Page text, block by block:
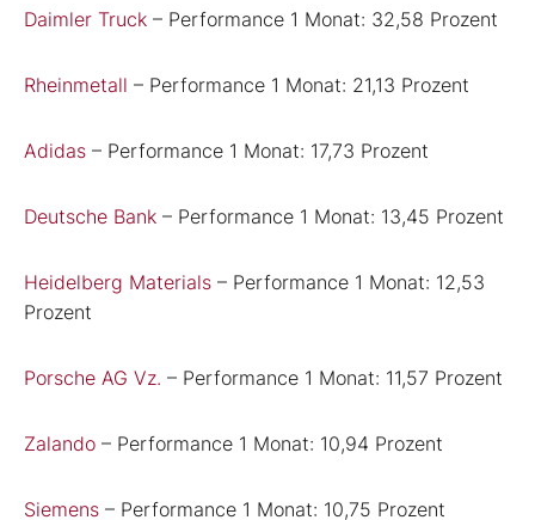
Daimler Truck – Performance 1 Monat: 32,58 Prozent
Rheinmetall – Performance 1 Monat: 21,13 Prozent
Adidas – Performance 1 Monat: 17,73 Prozent
Deutsche Bank – Performance 1 Monat: 13,45 Prozent
Heidelberg Materials – Performance 1 Monat: 12,53
Prozent
Porsche AG Vz. – Performance 1 Monat: 11,57 Prozent
Zalando – Performance 1 Monat: 10,94 Prozent
Siemens – Performance 1 Monat: 10,75 Prozent